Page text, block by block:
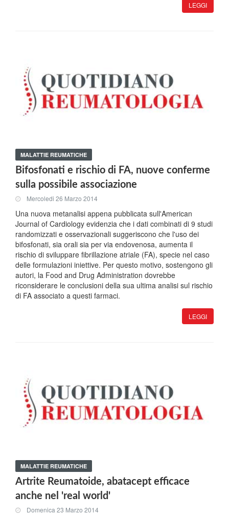
LEGGI
MALATTIE REUMATICHE
Bifosfonati e rischio di FA, nuove conferme
sulla possibile associazione
Mercoledi 26 Marzo 2014
Una nuova metanalisi appena pubblicata sull'American
Journal of Cardiology evidenzia che i dati combinati di 9 studi
randomizzati e osservazionali suggeriscono che l'uso dei
bifosfonati, sia orali sia per via endovenosa, aumenta il
rischio di sviluppare fibrillazione atriale (FA), specie nel caso
delle formulazioni iniettive. Per questo motivo, sostengono gli
autori, la Food and Drug Administration dovrebbe
riconsiderare le conclusioni della sua ultima analisi sul rischio
di FA associato a questi farmaci.
LEGGI
MALATTIE REUMATICHE
Artrite Reumatoide, abatacept efficace
anche nel 'real world'
Domenica 23 Marzo 2014